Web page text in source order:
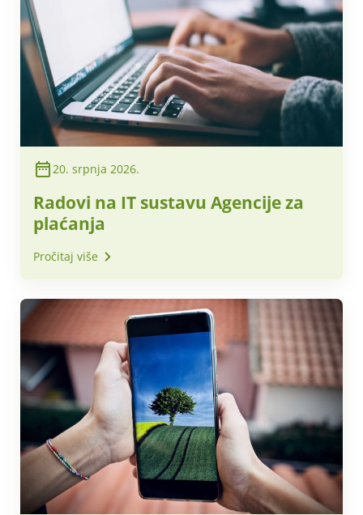
20. srpnja 2026.
Radovi na IT sustavu Agencije za
plaćanja
Pročitaj više